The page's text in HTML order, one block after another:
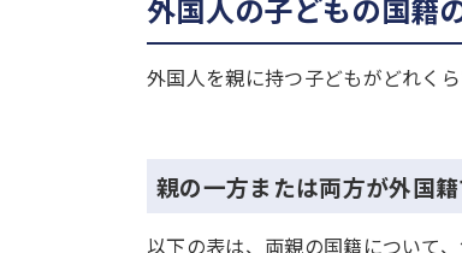
外国人の子どもの国籍
外国人を親に持つ子どもがどれく
親の一方または両方が外国
以下の表は、両親の国籍について